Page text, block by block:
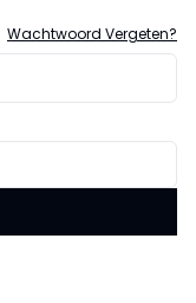
Wachtwoord Vergeten?